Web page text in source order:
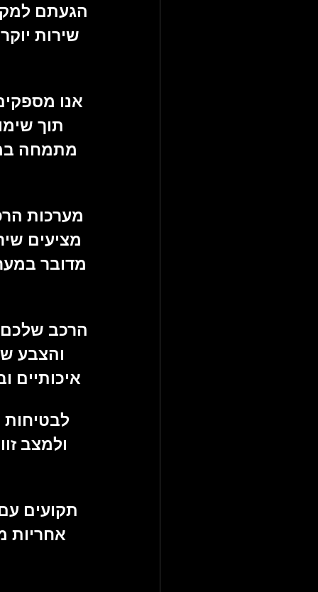
הגעתם
שירות
אנו
תוך
מתמחה
מערכות
מציעים
מדובר
הרכב
והצבע
איכותיים
לבטיחות
ולמצב
תקועים
אחריות